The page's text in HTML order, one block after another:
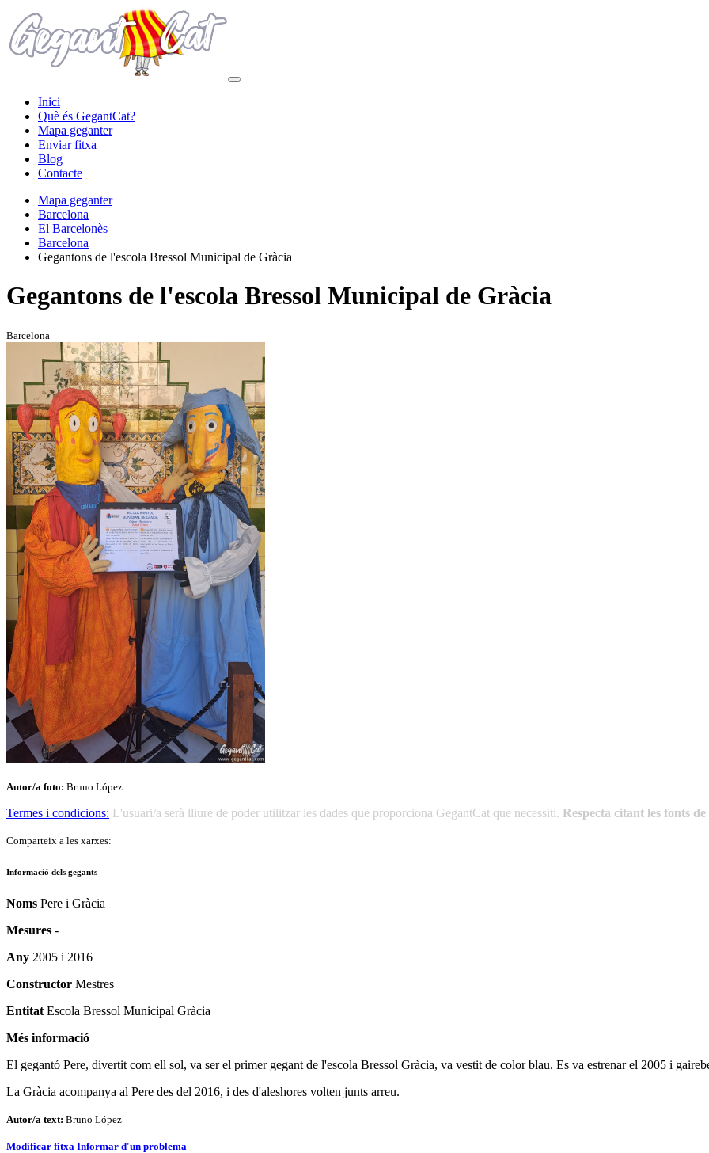
Inici
Què és GegantCat?
Mapa geganter
Enviar fitxa
Blog
Contacte
Mapa geganter
Barcelona
El Barcelonès
Barcelona
Gegantons de l'escola Bressol Municipal de Gràcia
Gegantons de l'escola Bressol Municipal de Gràcia
Barcelona
Autor/a foto: Bruno López
Termes i condicions: L'usuari/a serà lliure de poder utilitzar les dades que proporciona GegantCat que necessiti. Respecta citant les fonts
Comparteix a les xarxes:
Informació dels gegants
Noms Pere i Gràcia
Mesures -
Any 2005 i 2016
Constructor Mestres
Entitat Escola Bressol Municipal Gràcia
Més informació
El gegantó Pere, divertit com ell sol, va ser el primer gegant de l'escola Bressol Gràcia, va vestit de color blau. Es va estrenar el 2005 i
La Gràcia acompanya al Pere des del 2016, i des d'aleshores volten junts arreu.
Autor/a text: Bruno López
Modificar fitxa Informar d'un problema